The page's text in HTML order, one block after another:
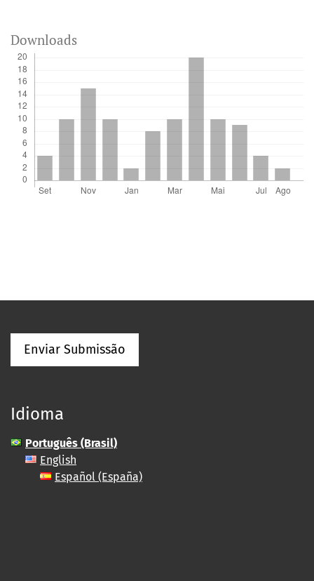
Downloads
Enviar Submissão
Idioma
Português (Brasil)
English
Español (España)